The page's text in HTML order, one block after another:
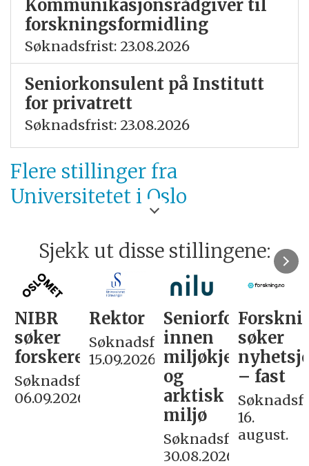
Kommunikasjonsrådgiver til
forskningsformidling
Søknadsfrist: 23.08.2026
Seniorkonsulent på Institutt
for privatrett
Søknadsfrist: 23.08.2026
Flere stillinger fra
Universitetet i Oslo
Sjekk ut disse stillingene:
NIBR
søker
forskere
Søknadsfrist:
06.09.2026
Rektor
Søknadsfrist:
15.09.2026
Seniorforsker
innen
miljøkjemi
og
arktisk
miljø
Søknadsfrist:
30.08.2026
søker
– fast
16.
august.